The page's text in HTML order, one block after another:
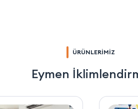
ÜRÜNLERİMİZ
Eymen